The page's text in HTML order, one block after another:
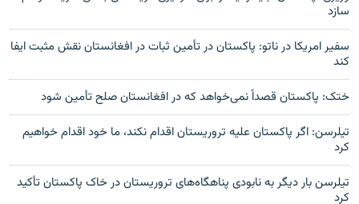
سازد
سفیر امریکا در ناتو: پاکستان در تأمین ثبات در افغانستان نقش مثبت ایفا
کند
ختک: پاکستان قصداً نمی‌خواهد که در افغانستان صلح تأمین شود
تیلرسن: اگر پاکستان علیه تروریستان اقدام نکند، ما خود اقدام خواهیم
کرد
تیلرسن بار دیگر به نابودی پناهگاه‌های تروریستان در خاک پاکستان تأکید
کرد